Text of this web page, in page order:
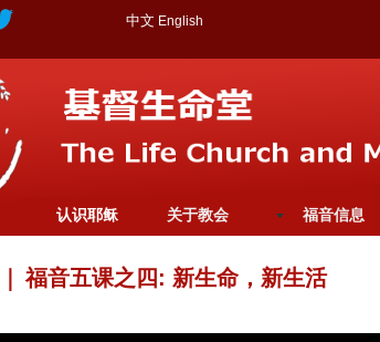
中文 English
认识耶稣 关于教会 福音信息
福音五课之四: 新生命，新生活